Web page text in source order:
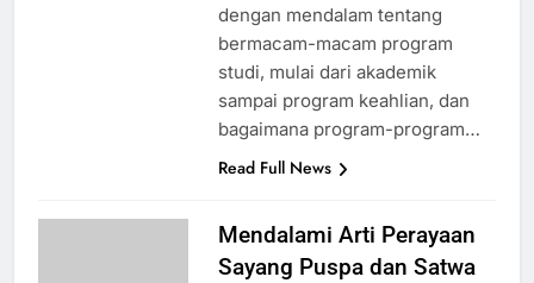
dengan mendalam tentang
bermacam-macam program
studi, mulai dari akademik
sampai program keahlian, dan
bagaimana program-program…
Read Full News
Mendalami Arti Perayaan
Sayang Puspa dan Satwa